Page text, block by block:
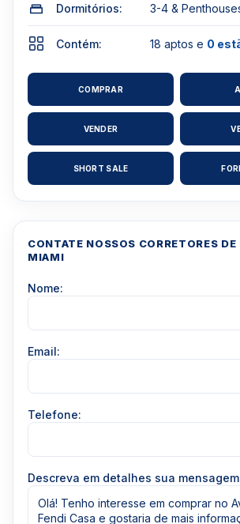
Dormitórios: 3-4 &
Contém: 18 aptos e 0
COMPRAR
VENDER
SHORT SALE
CONTATE NOSSOS CORRETORES
MIAMI
Nome:
Email:
Telefone:
Descreva em detalhes sua